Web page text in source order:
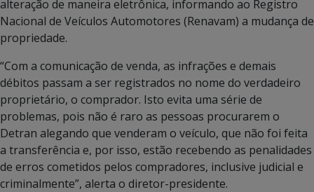
alteração de maneira eletrônica, informando ao Registro
Nacional de Veículos Automotores (Renavam) a mudança de
propriedade.
“Com a comunicação de venda, as infrações e demais
débitos passam a ser registrados no nome do verdadeiro
proprietário, o comprador. Isto evita uma série de
problemas, pois não é raro as pessoas procurarem o
Detran alegando que venderam o veículo, que não foi feita
a transferência e, por isso, estão recebendo as penalidades
de erros cometidos pelos compradores, inclusive judicial e
criminalmente”, alerta o diretor-presidente.